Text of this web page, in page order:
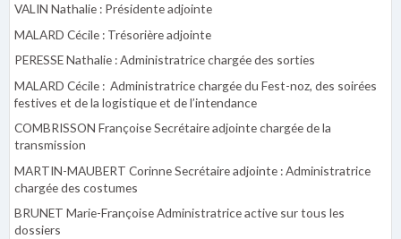
VALIN Nathalie : Présidente adjointe
MALARD Cécile : Trésorière adjointe
PERESSE Nathalie : Administratrice chargée des sorties
MALARD Cécile : Administratrice chargée du Fest-noz, des soirées
festives et de la logistique et de l’intendance
COMBRISSON Françoise Secrétaire adjointe chargée de la
transmission
MARTIN-MAUBERT Corinne Secrétaire adjointe : Administratrice
chargée des costumes
BRUNET Marie-Françoise Administratrice active sur tous les
dossiers